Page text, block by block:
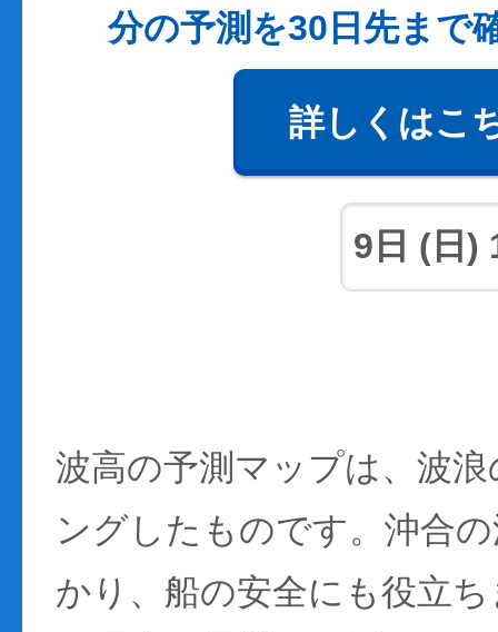
分の予測を30日先まで
詳しくはこ
波高の予測マップは、波
ングしたものです。沖合
かり、船の安全にも役立